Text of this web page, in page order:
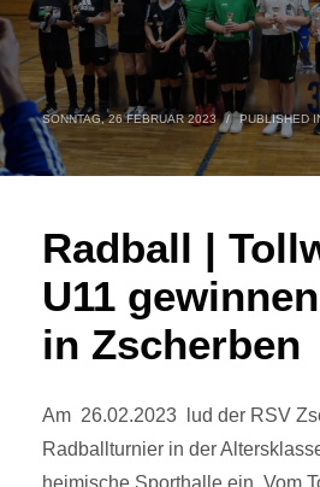
SONNTAG, 26 FEBRUAR 2023 / PUBLISHED
Radball |
U11
in Zscherben
Am 26.02.2023 lud der RSV
Radballturnier in der